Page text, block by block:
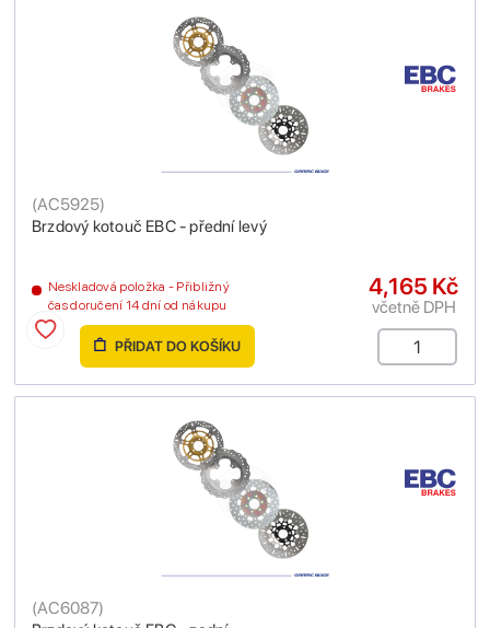
Brzdový kotouč EBC - přední levý
(AC5925)
Neskladová položka - Přibližný
čas doručení 14 dní od nákupu
4,165 Kč
včetně DPH
PŘIDAT DO KOŠÍKU
(AC6087)